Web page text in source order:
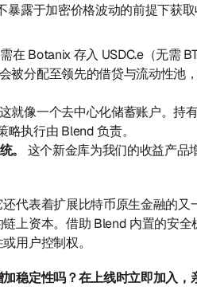
暴露于加密价格波动的前提下获取
在 Botanix 存入 USDC.e（无需
被分配至领先的借贷与流动性池
这就像一个去中心化储蓄账户。持
执行由 Blend 负责。
。
这个新金库为我们的收益产品
代表着扩展比特币原生金融的
上资本。借助 Blend 内置的安
用户控制权。
稳定性吗？在上线时立即加入，